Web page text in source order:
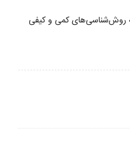
روش‌شناسی‌های کمی و کیفی